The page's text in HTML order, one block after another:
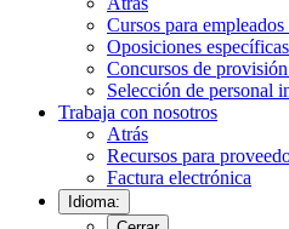
Cursos para
Oposiciones
Concursos de
Selección de personal
Trabaja con nosotros
Atrás
Recursos para
Factura electrónica
Idioma: